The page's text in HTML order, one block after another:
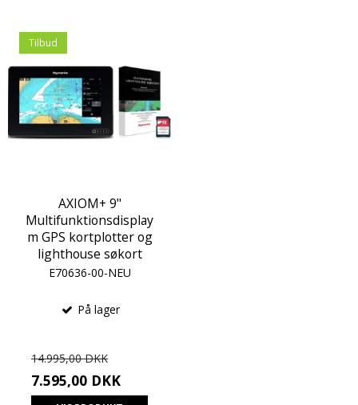
Tilbud
AXIOM+ 9"
Multifunktionsdisplay
m GPS kortplotter og
lighthouse søkort
E70636-00-NEU
På lager
14.995,00 DKK
7.595,00 DKK